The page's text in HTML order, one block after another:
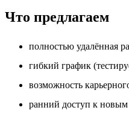
Что предлагаем
полностью удалённая
гибкий график
возможность
ранний доступ к